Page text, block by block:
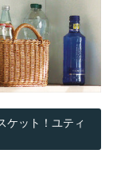
ケット！ユティ